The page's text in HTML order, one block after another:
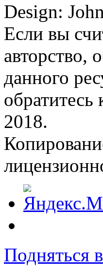
Design:
Если вы
авторство,
данного
2018.
Подняться